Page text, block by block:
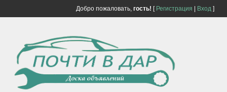
Добро пожаловать, гость! [ Регистрация Вход]